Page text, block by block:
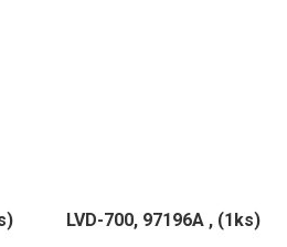
LVD-700, 97196A , (1ks)